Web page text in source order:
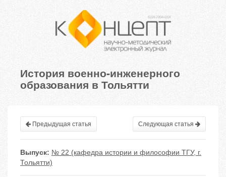
История военно-инженерного
образования в Тольятти
Предыдущая статья Следующая статья
Выпуск: № 22 (кафедра истории и философии ТГУ, г.
Тольятти)